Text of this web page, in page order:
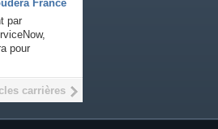
France
par
pour
carrières